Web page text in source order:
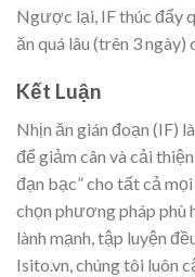
Ngược lại, IF thúc đẩy
ăn quá lâu (trên 3
Kết Luận
Nhịn ăn gián đoạn (IF)
để giảm cân và cải
đạn bạc” cho tất cả
chọn phương pháp phù
lành mạnh, tập luyện
Isito.vn, chúng tôi luôn